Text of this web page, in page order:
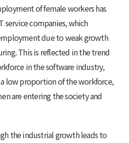
of female workers has
service companies, which
due to weak growth
This is reflected in the trend
in the software industry,
low proportion of the workforce,
are entering the society and
the industrial growth leads to